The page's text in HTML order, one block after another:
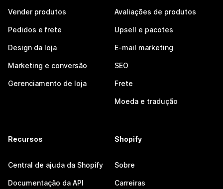
Vender produtos
Pedidos e frete
Design da loja
Marketing e conversão
Gerenciamento de loja
Avaliações de produtos
Upsell e pacotes
E-mail marketing
SEO
Frete
Moeda e tradução
Recursos
Central de ajuda da Shopify
Documentação da API
Shopify
Sobre
Carreiras